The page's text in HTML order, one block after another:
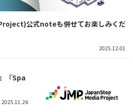
公式noteも併せてお楽しみくだ
2025.12.01
『Spa
2025.11.26